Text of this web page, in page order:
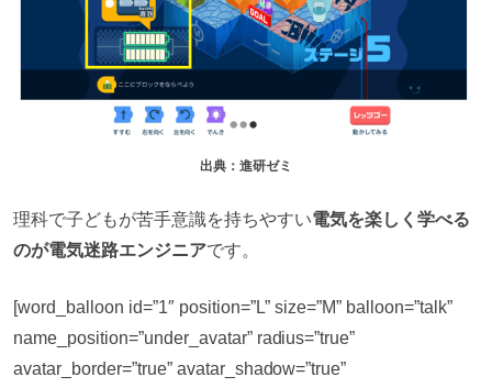
出典：進研ゼミ
理科で子どもが苦手意識を持ちやすい電気を楽しく学べる
のが電気迷路エンジニアです。
[word_balloon id=”1″ position=”L” size=”M” balloon=”talk”
name_position=”under_avatar” radius=”true”
avatar_border=”true” avatar_shadow=”true”